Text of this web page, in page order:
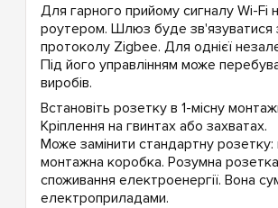
Для гарного прийому сигналу Wi-Fi
роутером. Шлюз буде зв'язуватися
протоколу Zigbee. Для однієї
Під його управлінням може
виробів.
Встановіть розетку в 1-місну
Кріплення на гвинтах або захватах.
Може замінити стандартну
монтажна коробка. Розумна
споживання електроенергії. Вона
електроприладами.